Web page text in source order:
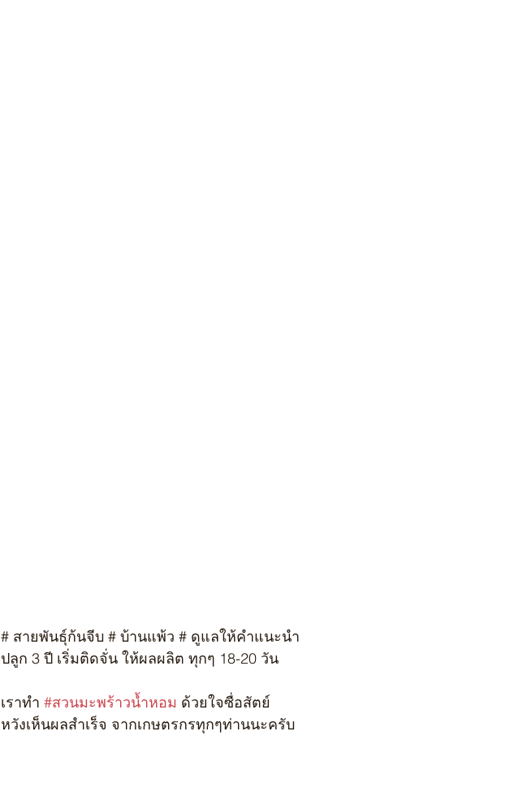
# สายพันธุ์ก้นจีบ # บ้านแพ้ว # ดูแลให้คำแนะนำ
ปลูก 3 ปี เริ่มติดจั่น ให้ผลผลิต ทุกๆ 18-20 วัน
เราทำ #สวนมะพร้าวน้ำหอม ด้วยใจซื่อสัตย์
หวังเห็นผลสำเร็จ จากเกษตรกรทุกๆท่านนะครับ